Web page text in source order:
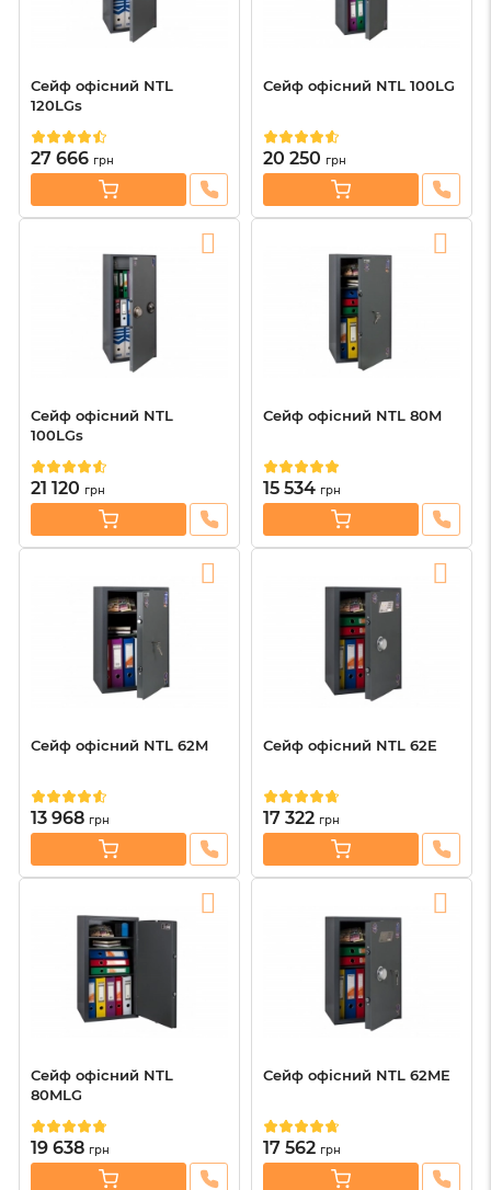
Сейф офісний NTL
120LGs
27 666 грн
Сейф офісний NTL 100LG
20 250 грн
Сейф офісний NTL
100LGs
21 120 грн
Сейф офісний NTL 80M
15 534 грн
Сейф офісний NTL 62M
13 968 грн
Сейф офісний NTL 62E
17 322 грн
Сейф офісний NTL
80MLG
19 638 грн
Сейф офісний NTL 62ME
17 562 грн